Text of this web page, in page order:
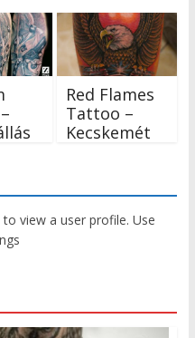
Red Flames
Tattoo –
Kecskemét
view a user profile. Use